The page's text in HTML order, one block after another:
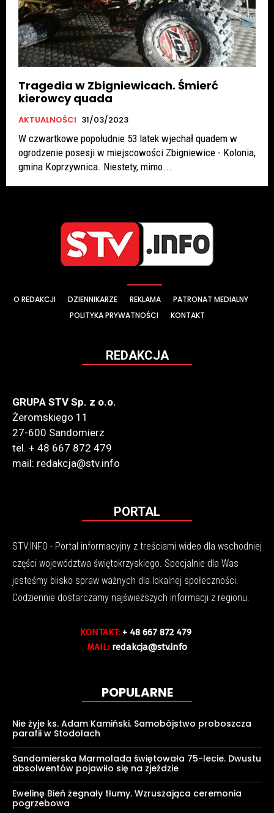
Tragedia w Zbigniewicach. Śmierć
kierowcy quada
AKTUALNOŚCI 31/03/2023
W czwartkowe popołudnie 53 latek wjechał quadem w
ogrodzenie posesji w miejscowości Zbigniewice - Kolonia,
gmina Koprzywnica. Niestety, mimo...
O REDAKCJI DZIENNIKARZE REKLAMA
PATRONAT MEDIALNY
POLITYKA PRYWATNOŚCI
KONTAKT
REDAKCJA
GRUPA STV Sp. z o.o.
Żeromskiego 11
27-600 Sandomierz
tel. + 48 667 872 479
mail: redakcja@stv.info
PORTAL
STV.INFO - Portal informacyjny z treściami wideo dla wschodniej
części województwa świętokrzyskiego. Specjalnie dla Was
jesteśmy blisko spraw ważnych dla lokalnej społeczności.
Codziennie dostarczamy najświeższych informacji z regionu.
KONTAKT: + 48 667 872 479
MAIL: redakcja@stv.info
POPULARNE
Nie żyje ks. Adam Kamiński. Samobójstwo proboszcza
parafii w Stodołach
Sandomierska Marmolada świętowała 75-lecie. Dwustu
absolwentów pojawiło się na zjeździe
Ewelinę Bień żegnały tłumy. Wzruszająca ceremonia
pogrzebowa